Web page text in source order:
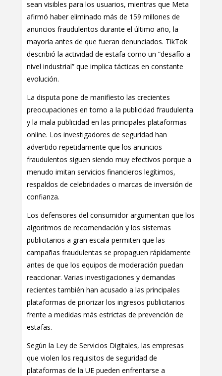
sean visibles para los usuarios, mientras que Meta
afirmó haber eliminado más de 159 millones de
anuncios fraudulentos durante el último año, la
mayoría antes de que fueran denunciados. TikTok
describió la actividad de estafa como un “desafío a
nivel industrial” que implica tácticas en constante
evolución.
La disputa pone de manifiesto las crecientes
preocupaciones en torno a la publicidad fraudulenta
y la mala publicidad en las principales plataformas
online. Los investigadores de seguridad han
advertido repetidamente que los anuncios
fraudulentos siguen siendo muy efectivos porque a
menudo imitan servicios financieros legítimos,
respaldos de celebridades o marcas de inversión de
confianza.
Los defensores del consumidor argumentan que los
algoritmos de recomendación y los sistemas
publicitarios a gran escala permiten que las
campañas fraudulentas se propaguen rápidamente
antes de que los equipos de moderación puedan
reaccionar. Varias investigaciones y demandas
recientes también han acusado a las principales
plataformas de priorizar los ingresos publicitarios
frente a medidas más estrictas de prevención de
estafas.
Según la Ley de Servicios Digitales, las empresas
que violen los requisitos de seguridad de
plataformas de la UE pueden enfrentarse a